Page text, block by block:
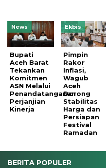
News
Bupati
Aceh Barat
Tekankan
Komitmen
ASN Melalui
Penandatanganan
Perjanjian
Kinerja
Ekbis
Pimpin
Rakor
Inflasi,
Wagub
Aceh
Dorong
Stabilitas
Harga dan
Persiapan
Festival
Ramadan
BERITA POPULER